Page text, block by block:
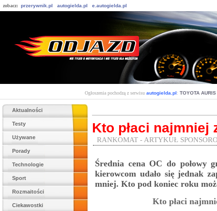
zobacz: przerywnik.pl autogielda.pl e.autogielda.pl
Ogłoszenia pochodzą z serwisu autogielda.pl: TOYOTA
Aktualności
Testy
Używane
Porady
Technologie
Sport
Rozmaitości
Ciekawostki
Kto płaci najmniej
RANKOMAT - ARTYKUŁ
Średnia cena OC do połowy
kierowcom udało się jednak
mniej. Kto pod koniec roku
Kto płaci